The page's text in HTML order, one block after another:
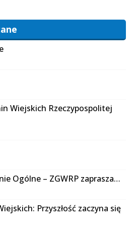
Wiejskich Rzeczypospolitej
Ogólne – ZGWRP zaprasza…
Przyszłość zaczyna się